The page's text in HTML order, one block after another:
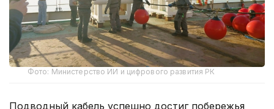
Фото: Министерство ИИ и цифрового развития РК
Подводный кабель успешно достиг побережья